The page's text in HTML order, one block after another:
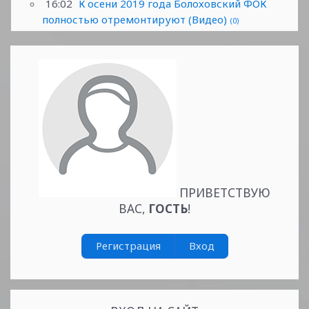
16:02 К осени 2019 года Болоховский ФОК
полностью отремонтируют (Видео) (0)
ПРИВЕТСТВУЮ
ВАС, ГОСТЬ!
Регистрация Вход